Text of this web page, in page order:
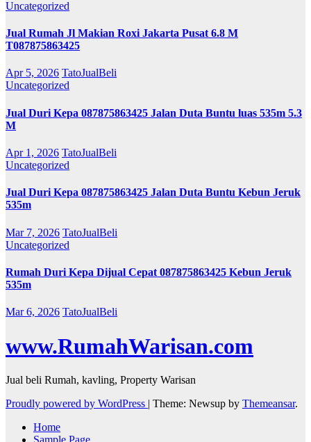
Uncategorized
Jual Rumah Jl Makian Roxi Jakarta Pusat 6.8 M
T087875863425
Apr 5, 2026 TatoJualBeli
Uncategorized
Jual Duri Kepa 087875863425 Jalan Duta Buntu luas 535m 5.3
M
Apr 1, 2026 TatoJualBeli
Uncategorized
Jual Duri Kepa 087875863425 Jalan Duta Buntu Kebun Jeruk
535m
Mar 7, 2026 TatoJualBeli
Uncategorized
Rumah Duri Kepa Dijual Cepat 087875863425 Kebun Jeruk
535m
Mar 6, 2026 TatoJualBeli
www.RumahWarisan.com
Jual beli Rumah, kavling, Property Warisan
Proudly powered by WordPress | Theme: Newsup by Themeansar.
Home
Sample Page